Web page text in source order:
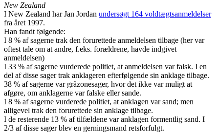
New Zealand
I New Zealand har Jan Jordan undersøgt 164 voldtægtsanmeldelser
fra året 1997.
Han fandt følgende:
I 8 % af sagerne trak den forurettede anmeldelsen tilbage (her var
oftest tale om at andre, f.eks. forældrene, havde indgivet
anmeldelsen)
I 33 % af sagerne vurderede politiet, at anmeldelsen var falsk. I en
del af disse sager trak anklageren efterfølgende sin anklage tilbage.
38 % af sagerne var gråzonesager, hvor det ikke var muligt at
afgøre, om anklagerne var falske eller sande.
I 8 % af sagerne vurderede politiet, at anklagen var sand; men
alligevel trak den forurettede sin anklage tilbage.
I de resterende 13 % af tilfældene var anklagen formentlig sand. I
2/3 af disse sager blev en gerningsmand retsforfulgt.